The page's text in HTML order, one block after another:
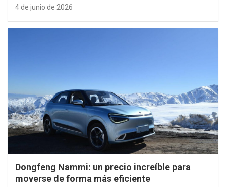
4 de junio de 2026
Dongfeng Nammi: un precio increíble para
moverse de forma más eficiente